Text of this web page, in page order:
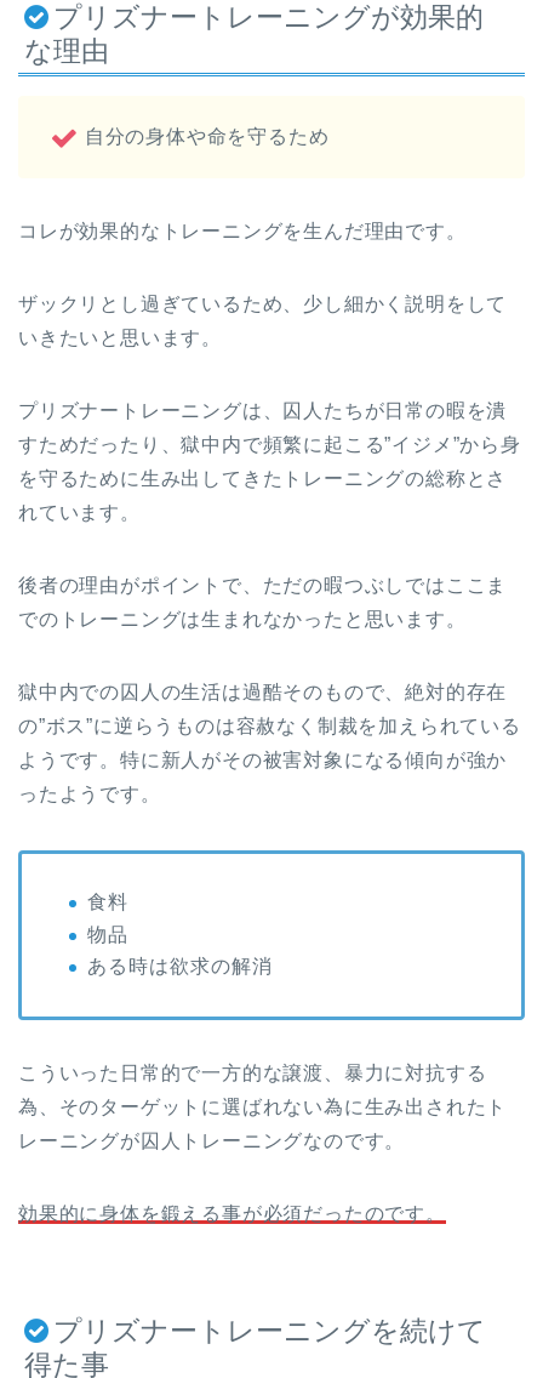
プリズナートレーニングが効果的
な理由
自分の身体や命を守るため
コレが効果的なトレーニングを生んだ理由です。
ザックリとし過ぎているため、少し細かく説明をして
いきたいと思います。
プリズナートレーニングは、囚人たちが日常の暇を潰
すためだったり、獄中内で頻繁に起こる”イジメ”から身
を守るために生み出してきたトレーニングの総称とさ
れています。
後者の理由がポイントで、ただの暇つぶしではここま
でのトレーニングは生まれなかったと思います。
獄中内での囚人の生活は過酷そのもので、絶対的存在
の”ボス”に逆らうものは容赦なく制裁を加えられている
ようです。特に新人がその被害対象になる傾向が強か
ったようです。
食料
物品
ある時は欲求の解消
こういった日常的で一方的な譲渡、暴力に対抗する
為、そのターゲットに選ばれない為に生み出されたト
レーニングが囚人トレーニングなのです。
効果的に身体を鍛える事が必須だったのです。
プリズナートレーニングを続けて
得た事